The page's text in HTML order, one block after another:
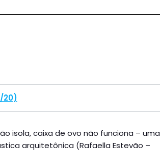
20)
isola, caixa de ovo não funciona – uma
arquitetônica (Rafaella Estevão –